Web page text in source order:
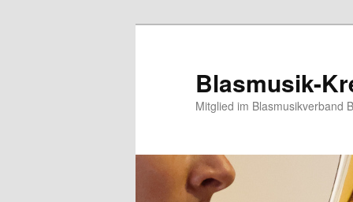
Blasmusik-
Mitglied im Blasmusikverband